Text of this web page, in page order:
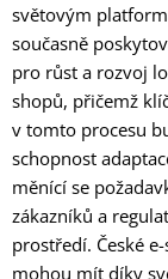
světovým
současně
pro růst a rozvoj
shopů, přičemž
v tomto procesu
schopnost
měnící se
zákazníků a
prostředí. České
mohou mít díky